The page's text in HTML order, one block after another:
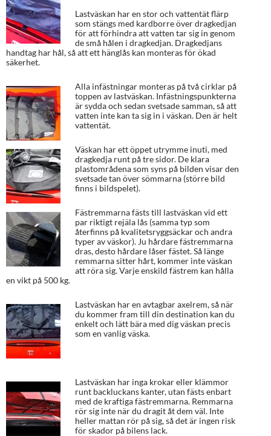
Lastväskan har en stor och vattentät flärp
som stängs med kardborre över dragkedjan
för att förhindra att vatten tar sig in genom
de små hålen i dragkedjan. Dragkedjans
handtag har hål, så att ett hänglås kan monteras för ökad
säkerhet.
Alla infästningar monteras på två cirklar på
toppen av lastväskan. Infästningspunkterna
är sydda och sedan svetsade samman, så att
vatten inte kan ta sig in i väskan. Den är helt
vattentät.
Väskan har ett öppet utrymme inuti, med
dragkedja runt på tre sidor. De klara
plastområdena som syns på bilden visar den
svetsade tan över sömmarna (större bild
finns i bildspelet).
Fästremmarna fästs till lastväskan vid ett
par riktigt rejäla lås (samma typ som
återfinns på kvalitetsryggsäckar och andra
typer av väskor). Ju hårdare fästremmarna
dras, desto hårdare låser fästet. Så länge
remmarna sitter hårt, kommer inte väskan
att röra sig. Varje enskild fästrem kan hålla
en vikt på 500 kg.
Lastväskan har en avtagbar axelrem, så när
du kommer fram till din destination kan du
enkelt och lätt bära med dig väskan precis
som en vanlig väska.
Lastväskan har inga krokar eller klämmor
runt backluckans kanter, utan fästs enbart
med de kraftiga fästremmarna. Remmarna
rör sig inte när du dragit åt dem väl. Inte
heller mattan rör på sig, så det är ingen risk
för skador på bilens lack.